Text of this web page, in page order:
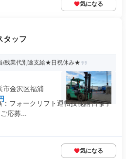
気になる
タッフ
/残業代別途支給★日祝休み★
市金沢区福浦
フォークリフト運転技能講習修了
応募...
気になる